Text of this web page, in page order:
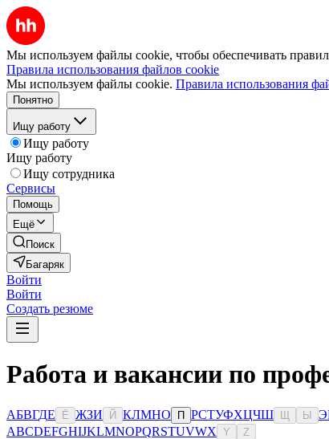
Мы используем файлы cookie, чтобы обеспечивать
Правила использования файлов cookie
Мы используем файлы cookie. Правила использования
Понятно
Ищу работу
Ищу работу
Ищу работу
Ищу сотрудника
Сервисы
Помощь
Ещё
Поиск
Багаряк
Войти
Войти
Создать резюме
Работа и вакансии по
АБВГДЕ Ё ЖЗИ Й КЛМНО П РСТУФХЦЧШ Ы Э
ABCDEFGHIJKLMNOPQRSTUVWX Y Z